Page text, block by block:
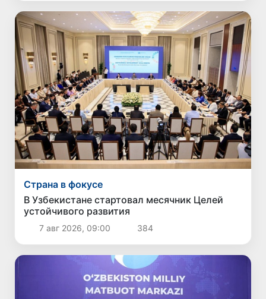
Страна в фокусе
В Узбекистане стартовал месячник Целей
устойчивого развития
7 авг 2026, 09:00 384